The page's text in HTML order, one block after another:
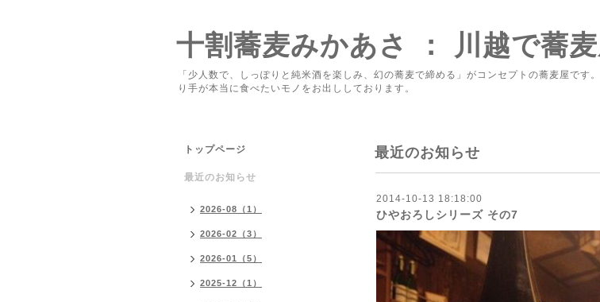
十割蕎麦みかあさ ： 川越で蕎
「少人数で、しっぽりと純米酒を楽しみ、幻の蕎麦で締める」がコンセプトの蕎麦屋で
り手が本当に食べたいモノをお出ししております。
最近のお知らせ
2014-10-13 18:18:00
ひやおろしシリーズ その7
トップページ
最近のお知らせ
2026-08（1）
2026-02（3）
2026-01（5）
2025-12（1）